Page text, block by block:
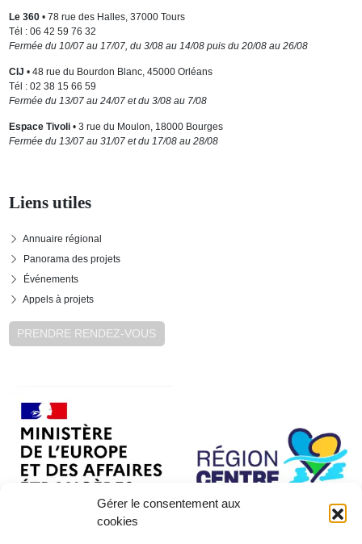
Gérer le consentement aux
cookies
Le 360• 78 rue des Halles, 37000 Tours
Tél : 06 42 59 76 32
Fermée du 10/07 au 17/07, du 3/08 au 14/08 puis du 20/08 au 26/08
CIJ • 48 rue du Bourdon Blanc, 45000 Orléans
Tél : 02 38 15 66 59
Fermée du 13/07 au 24/07 et du 3/08 au 7/08
Espace Tivoli• 3 rue du Moulon, 18000 Bourges
Fermée du 13/07 au 31/07 et du 17/08 au 28/08
Liens utiles
Annuaire régional
Panorama des projets
Événements
Appels à projets
PRENDRE RENDEZ-VOUS